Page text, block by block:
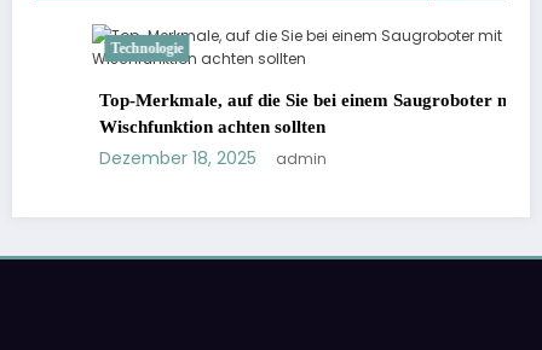
Technologie
Top-Merkmale, auf die Sie bei einem Saugroboter mit
Wischfunktion achten sollten
Dezember 18, 2025 admin